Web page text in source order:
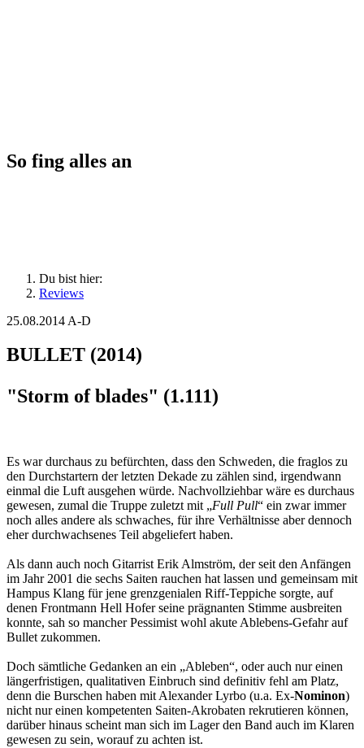
So fing alles an
Du bist hier:
Reviews
25.08.2014 A-D
BULLET (2014)
"Storm of blades" (1.111)
Es war durchaus zu befürchten, dass den Schweden, die fraglos zu
den Durchstartern der letzten Dekade zu zählen sind, irgendwann
einmal die Luft ausgehen würde. Nachvollziehbar wäre es durchaus
gewesen, zumal die Truppe zuletzt mit „Full Pull“ ein zwar immer
noch alles andere als schwaches, für ihre Verhältnisse aber dennoch
eher durchwachsenes Teil abgeliefert haben.
Als dann auch noch Gitarrist Erik Almström, der seit den Anfängen
im Jahr 2001 die sechs Saiten rauchen hat lassen und gemeinsam mit
Hampus Klang für jene grenzgenialen Riff-Teppiche sorgte, auf
denen Frontmann Hell Hofer seine prägnanten Stimme ausbreiten
konnte, sah so mancher Pessimist wohl akute Ablebens-Gefahr auf
Bullet zukommen.
Doch sämtliche Gedanken an ein „Ableben“, oder auch nur einen
längerfristigen, qualitativen Einbruch sind definitiv fehl am Platz,
denn die Burschen haben mit Alexander Lyrbo (u.a. Ex-Nominon)
nicht nur einen kompetenten Saiten-Akrobaten rekrutieren können,
darüber hinaus scheint man sich im Lager den Band auch im Klaren
gewesen zu sein, worauf zu achten ist.